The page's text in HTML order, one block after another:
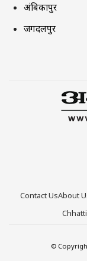
अंबिकापुर
जगदलपुर
Contact UsAbout
©